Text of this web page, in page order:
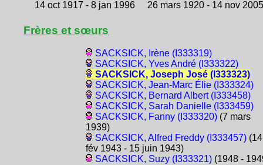
14 oct 1917 - 8 jan 1996 26 mars 1920 - 14 nov 2005
Frères et sœurs
SACKSICK, Irène (I333319)
SACKSICK, Yves André (I333322)
SACKSICK, Joseph José (I333323)
SACKSICK, Jean-Marc Élie (I333324)
SACKSICK, Bernard Albert (I333458)
SACKSICK, Sarah Danielle (I333459)
SACKSICK, Fanny (I333320)(7 mars
1939)
SACKSICK, Alfred Freddy (I333457)(14
fév 1943 - 15 juin 1943)
SACKSICK, Suzy (I333321)(1948 -